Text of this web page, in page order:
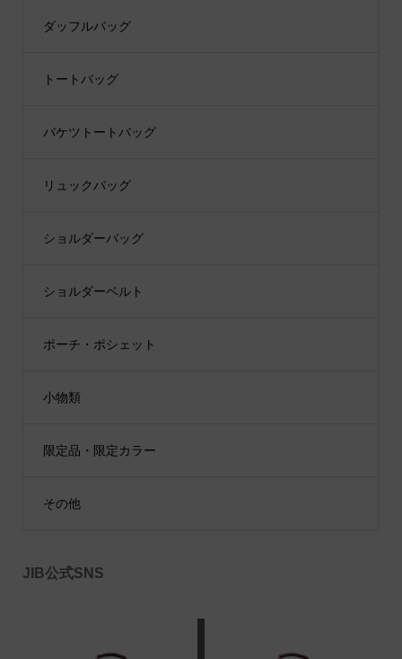
ダッフルバッグ
トートバッグ
バケツトートバッグ
リュックバッグ
ショルダーバッグ
ショルダーベルト
ポーチ・ポシェット
小物類
限定品・限定カラー
その他
JIB公式SNS